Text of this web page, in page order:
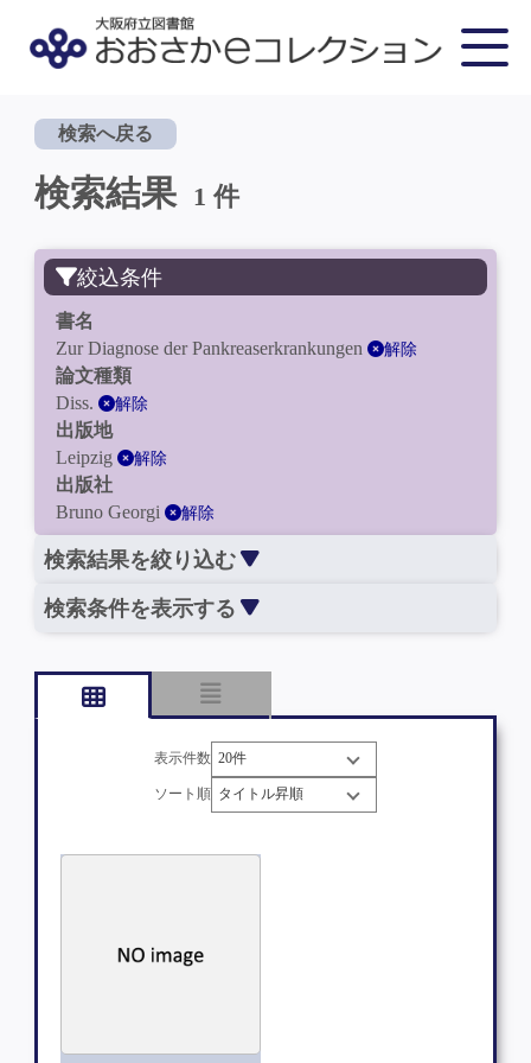
検索へ戻る
検索結果 1 件
絞込条件
書名
Zur Diagnose der Pankreaserkrankungen
解除
論文種類
Diss.
解除
出版地
Leipzig
解除
出版社
Bruno Georgi
解除
検索結果を絞り込む
検索条件を表示する
表示件数
ソート順